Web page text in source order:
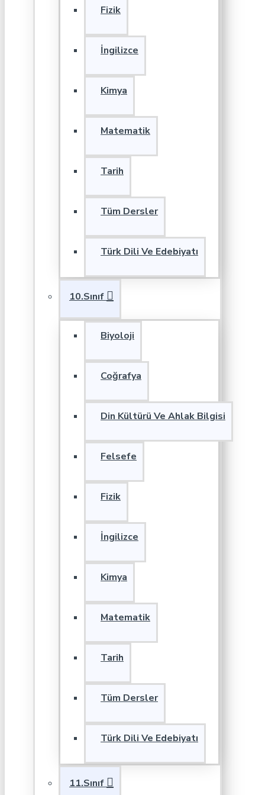
Fizik
İngilizce
Kimya
Matematik
Tarih
Tüm Dersler
Türk Dili Ve Edebiyatı
10.Sınıf
Biyoloji
Coğrafya
Din Kültürü Ve Ahlak Bilgisi
Felsefe
Fizik
İngilizce
Kimya
Matematik
Tarih
Tüm Dersler
Türk Dili Ve Edebiyatı
11.Sınıf